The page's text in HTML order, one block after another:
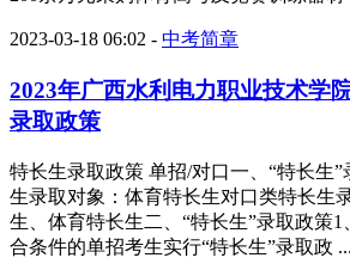
2023-03-18 06:02 - 中考简章
2023年广西水利电力职业技术学
录取政策
特长生录取政策 单招/对口一、“特长生
生录取对象：体育特长生对口类特长生
生、体育特长生二、“特长生”录取政策1
合条件的单招考生实行“特长生”录取政